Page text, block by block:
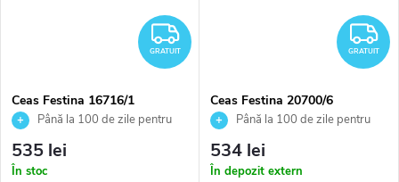
GRATUIT
GRATUIT
Ceas Festina 16716/1
Până la 100 de zile pentru
returnarea bunurilor. Vânzător
autorizat
535 lei
În stoc
GRATUIT
Ceas Festina 20700/6
Până la 100 de zile pentru
returnarea bunurilor. Vânzător
autorizat
534 lei
În depozit extern